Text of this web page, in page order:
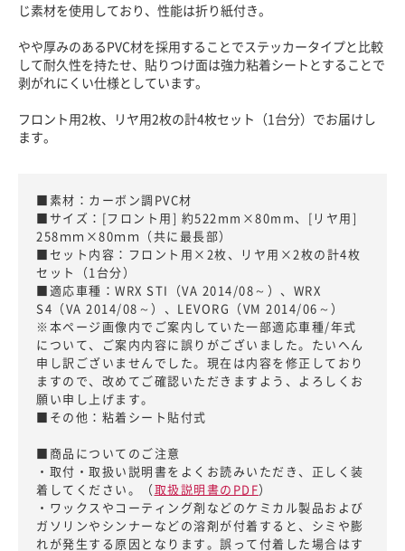
じ素材を使用しており、性能は折り紙付き。
やや厚みのあるPVC材を採用することでステッカータイプと比較
して耐久性を持たせ、貼りつけ面は強力粘着シートとすることで
剥がれにくい仕様としています。
フロント用2枚、リヤ用2枚の計4枚セット（1台分）でお届けし
ます。
■素材：カーボン調PVC材
■サイズ：[フロント用] 約522mm×80mm、[リヤ用]
258ｍｍ×80ｍｍ（共に最長部）
■セット内容：フロント用×2枚、リヤ用×2枚の計4枚
セット（1台分）
■適応車種：WRX STI（VA 2014/08～）、WRX
S4（VA 2014/08～）、LEVORG（VM 2014/06～）
※本ページ画像内でご案内していた一部適応車種/年式
について、ご案内内容に誤りがございました。たいへん
申し訳ございませんでした。現在は内容を修正しており
ますので、改めてご確認いただきますよう、よろしくお
願い申し上げます。
■その他：粘着シート貼付式
■商品についてのご注意
・取付・取扱い説明書をよくお読みいただき、正しく装
着してください。（ 取扱説明書のPDF）
・ワックスやコーティング剤などのケミカル製品および
ガソリンやシンナーなどの溶剤が付着すると、シミや膨
れが発生する原因となります。誤って付着した場合はす